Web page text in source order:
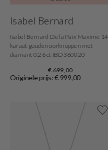
Isabel Bernard
Isabel Bernard De la Paix Maxime 14
karaat gouden oorknoppen met
diamant 0.26 ct IBD360020
€ 699,00
Originele prijs: € 999,00